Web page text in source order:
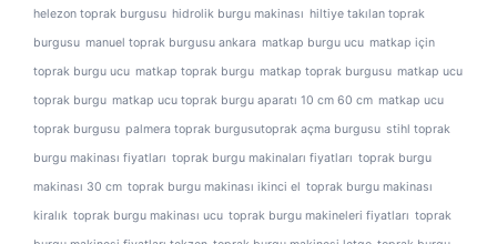
helezon toprak burgusu hidrolik burgu makinası hiltiye takılan toprak
burgusu manuel toprak burgusu ankara matkap burgu ucu matkap için
toprak burgu ucu matkap toprak burgu matkap toprak burgusu matkap ucu
toprak burgu matkap ucu toprak burgu aparatı 10 cm 60 cm matkap ucu
toprak burgusu palmera toprak burgusutoprak açma burgusu stihl toprak
burgu makinası fiyatları toprak burgu makinaları fiyatları toprak burgu
makinası 30 cm toprak burgu makinası ikinci el toprak burgu makinası
kiralık toprak burgu makinası ucu toprak burgu makineleri fiyatları toprak